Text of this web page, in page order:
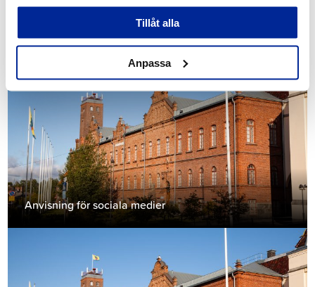
Tillåt alla
Anpassa
Omfattande välfärdsberättelse 2021-2025
Anvisning för sociala medier